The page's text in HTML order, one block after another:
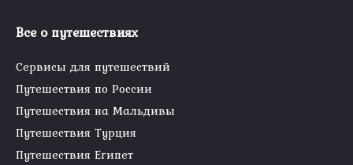
Все о путешествиях
Сервисы для путешествий
Путешествия по России
Путешествия на Мальдивы
Путешествия Турция
Путешествия Египет